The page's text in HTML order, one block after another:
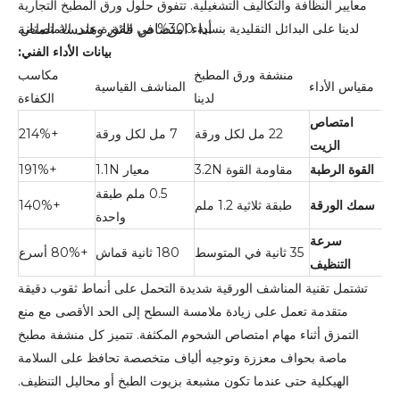
معايير النظافة والتكاليف التشغيلية. تتفوق حلول ورق المطبخ التجارية
لدينا على البدائل التقليدية بنسبة 300% في القدرة على الامتصاص.أداء امتصاص فائق وهندسة المتانة
بيانات الأداء الفني:
مقياس الأداء
منشفة ورق المطبخ
لدينا
المناشف القياسية
مكاسب
الكفاءة
امتصاص
الزيت
22 مل لكل ورقة 7 مل لكل ورقة +214%
القوة الرطبة مقاومة القوة 3.2N معيار 1.1N +191%
سمك الورقة طبقة ثلاثية 1.2 ملم
0.5 ملم طبقة
واحدة
+140%
سرعة
التنظيف
35 ثانية في المتوسط 180 ثانية قماش +80% أسرع
تشتمل تقنية المناشف الورقية شديدة التحمل على أنماط ثقوب دقيقة
متقدمة تعمل على زيادة ملامسة السطح إلى الحد الأقصى مع منع
التمزق أثناء مهام امتصاص الشحوم المكثفة. تتميز كل منشفة مطبخ
ماصة بحواف معززة وتوجيه ألياف متخصصة تحافظ على السلامة
الهيكلية حتى عندما تكون مشبعة بزيوت الطبخ أو محاليل التنظيف.